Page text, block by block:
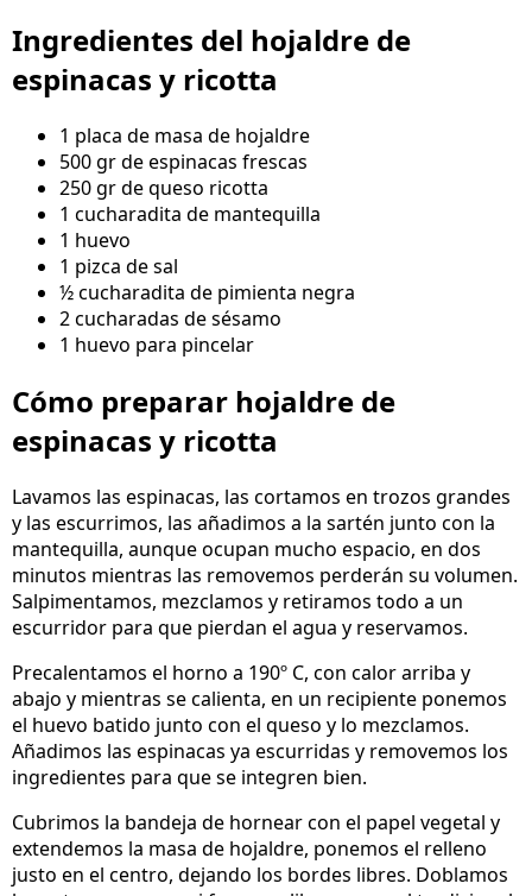
Ingredientes del hojaldre de
espinacas y ricotta
1 placa de masa de hojaldre
500 gr de espinacas frescas
250 gr de queso ricotta
1 cucharadita de mantequilla
1 huevo
1 pizca de sal
½ cucharadita de pimienta negra
2 cucharadas de sésamo
1 huevo para pincelar
Cómo preparar hojaldre de
espinacas y ricotta
Lavamos las espinacas, las cortamos en trozos grandes
y las escurrimos, las añadimos a la sartén junto con la
mantequilla, aunque ocupan mucho espacio, en dos
minutos mientras las removemos perderán su volumen.
Salpimentamos, mezclamos y retiramos todo a un
escurridor para que pierdan el agua y reservamos.
Precalentamos el horno a 190º C, con calor arriba y
abajo y mientras se calienta, en un recipiente ponemos
el huevo batido junto con el queso y lo mezclamos.
Añadimos las espinacas ya escurridas y removemos los
ingredientes para que se integren bien.
Cubrimos la bandeja de hornear con el papel vegetal y
extendemos la masa de hojaldre, ponemos el relleno
justo en el centro, dejando los bordes libres. Doblamos